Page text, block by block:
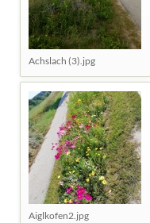
Achslach (3).jpg
Aiglkofen2.jpg